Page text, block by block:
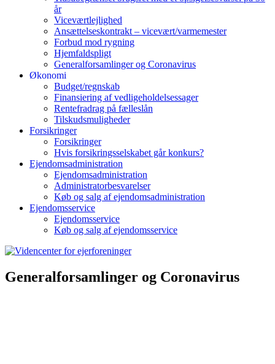
år
Viceværtlejlighed
Ansættelseskontrakt – vicevært/varmemester
Forbud mod rygning
Hjemfaldspligt
Generalforsamlinger og Coronavirus
Økonomi
Budget/regnskab
Finansiering af vedligeholdelsessager
Rentefradrag på fælleslån
Tilskudsmuligheder
Forsikringer
Forsikringer
Hvis forsikringsselskabet går konkurs?
Ejendomsadministration
Ejendomsadministration
Administratorbesvarelser
Køb og salg af ejendomsadministration
Ejendomsservice
Ejendomsservice
Køb og salg af ejendomsservice
Generalforsamlinger og Coronavirus